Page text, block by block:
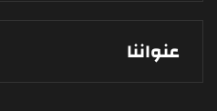
عنواننا